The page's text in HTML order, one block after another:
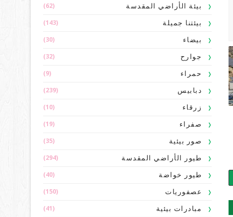
بيئة الأراضي المقدسة (62)
بيئتنا جميلة (143)
بيضاء (30)
جوارح (32)
حمراء (9)
دبابيس (239)
زرقاء (10)
صفراء (19)
صور بيئية (35)
طيور الأراضي المقدسة (294)
طيور خواضة (40)
عصفوريات (150)
مبادرات بيئية (41)